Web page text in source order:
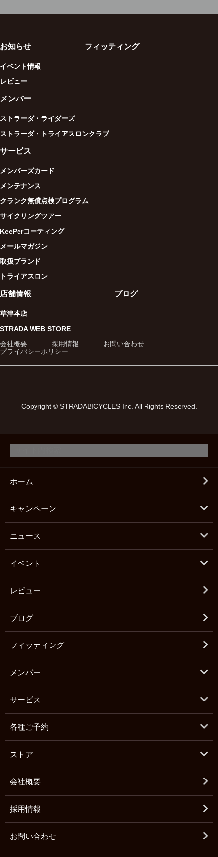
お知らせ
イベント情報
レビュー
フィッティング
メンバー
ストラーダ・ライダーズ
ストラーダ・トライアスロンクラブ
サービス
メンバーズカード
メンテナンス
クランク無償点検プログラム
サイクリングツアー
KeePerコーティング
メールマガジン
取扱ブランド
トライアスロン
店舗情報
草津本店
STRADA WEB STORE
ブログ
会社概要 採用情報
お問い合わせ
プライバシーポリシー
Copyright © STRADABICYCLES Inc. All Rights Reserved.
ホーム
キャンペーン
ニュース
イベント
レビュー
ブログ
フィッティング
メンバー
サービス
各種ご予約
ストア
会社概要
採用情報
お問い合わせ